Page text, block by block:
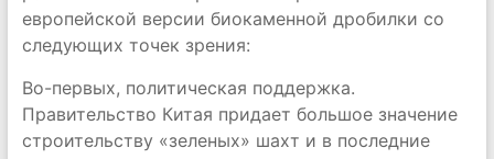
европейской версии биокаменной дробилки со
следующих точек зрения:
Во-первых, политическая поддержка.
Правительство Китая придает большое значение
строительству «зеленых» шахт и в последние